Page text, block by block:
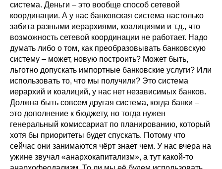
система. Деньги – это вообще способ сетевой
координации. А у нас банковская система настолько
забита разными иерархиями, коалициями и т.д., что
возможность сетевой координации не работает. Надо
думать либо о том, как преобразовывать банковскую
систему – может, новую построить? Может быть,
льготно допускать импортные банковские услуги? Или
использовать то, что мы получили? Это система
иерархий и коалиций, у нас нет независимых банков.
Должна быть совсем другая система, когда банки –
это дополнение к бюджету, но тогда нужен
генеральный комиссариат по планированию, который
хотя бы приоритеты будет спускать. Потому что
сейчас они занимаются чёрт знает чем. У нас вчера на
ужине звучал «анархокапитализм», а тут какой-то